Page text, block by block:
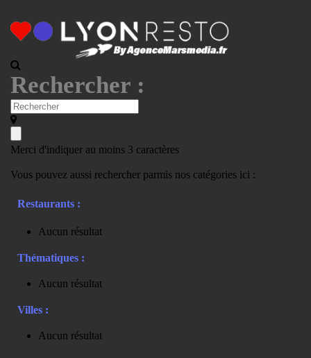
Rechercher :
Merci d'indiquer au moins 3 caractères
Vous pouvez aussi rechercher parmis nos catégories ici :
Restaurants :
Aucun résultat
Thématiques :
Aucun résultat
Villes :
Aucun résultat